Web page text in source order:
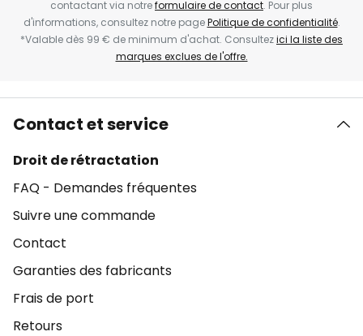
contactant via notreformulaire de contact. Pour plus
d'informations, consultez notre pagePolitique de confidentialité.
*Valable dès 99 € de minimum d'achat. Consultezici la liste des
marques exclues de l'offre.
Contact et service
Droit de rétractation
FAQ - Demandes fréquentes
Suivre une commande
Contact
Garanties des fabricants
Frais de port
Retours